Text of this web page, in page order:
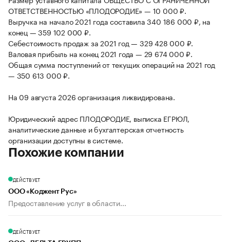
ОТВЕТСТВЕННОСТЬЮ «ПЛОДОРОДИЕ» — 10 000 ₽.
Выручка на начало 2021 года составила 340 186 000 ₽, на
конец — 359 102 000 ₽.
Себестоимость продаж за 2021 год — 329 428 000 ₽.
Валовая прибыль на конец 2021 года — 29 674 000 ₽.
Общая сумма поступлений от текущих операций на 2021 год
— 350 613 000 ₽.
На 09 августа 2026 организация ликвидирована.
Юридический адрес ПЛОДОРОДИЕ, выписка ЕГРЮЛ,
аналитические данные и бухгалтерская отчетность
организации доступны в системе.
Похожие компании
ДЕЙСТВУЕТ
ООО «Коджент Рус»
Предоставление услуг в области...
ДЕЙСТВУЕТ